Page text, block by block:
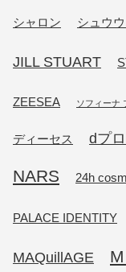
シャロン シュウ
JILL STUART
ZEESEA ソフィーナ
ディーセス dプ
NARS 24h
PALACE IDENTITY
MAQuillAGE